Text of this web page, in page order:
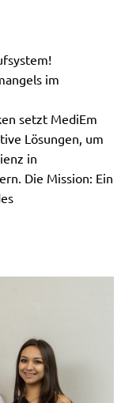
im
setzt MediEm
Lösungen, um
in
Die Mission: Ein